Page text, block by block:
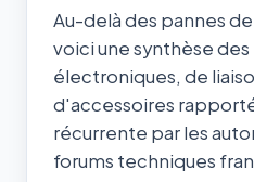
Au-delà des pannes
voici une synthèse
électroniques, de
d'accessoires
récurrente par les
forums techniques